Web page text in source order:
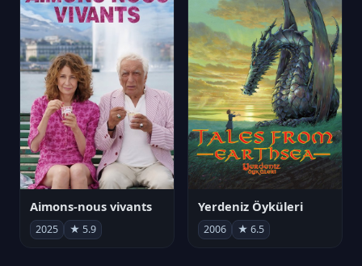
Aimons-nous vivants
2025 ★ 5.9
Yerdeniz Öyküleri
2006 ★ 6.5